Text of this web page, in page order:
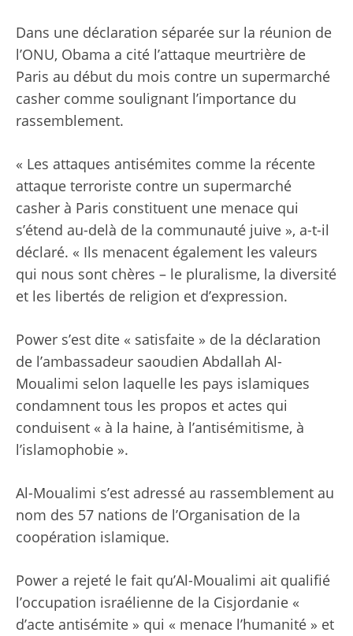
Dans une déclaration séparée sur la réunion de
l’ONU, Obama a cité l’attaque meurtrière de
Paris au début du mois contre un supermarché
casher comme soulignant l’importance du
rassemblement.
« Les attaques antisémites comme la récente
attaque terroriste contre un supermarché
casher à Paris constituent une menace qui
s’étend au-delà de la communauté juive », a-t-il
déclaré. « Ils menacent également les valeurs
qui nous sont chères – le pluralisme, la diversité
et les libertés de religion et d’expression.
Power s’est dite « satisfaite » de la déclaration
de l’ambassadeur saoudien Abdallah Al-
Moualimi selon laquelle les pays islamiques
condamnent tous les propos et actes qui
conduisent « à la haine, à l’antisémitisme, à
l’islamophobie ».
Al-Moualimi s’est adressé au rassemblement au
nom des 57 nations de l’Organisation de la
coopération islamique.
Power a rejeté le fait qu’Al-Moualimi ait qualifié
l’occupation israélienne de la Cisjordanie «
d’acte antisémite » qui « menace l’humanité » et